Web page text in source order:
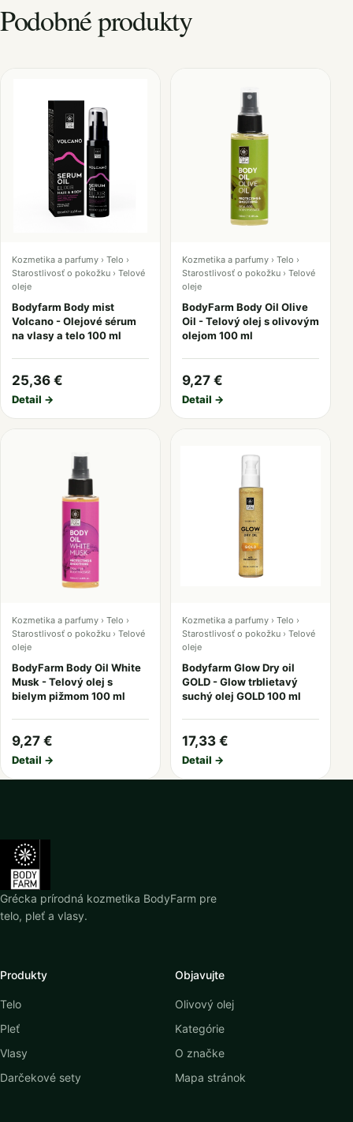
Podobné produkty
Kozmetika a parfumy › Telo ›
Starostlivosť o pokožku › Telové
oleje
Bodyfarm Body mist
Volcano - Olejové sérum
na vlasy a telo 100 ml
25,36 €
Detail →
Kozmetika a parfumy › Telo ›
Starostlivosť o pokožku › Telové
oleje
BodyFarm Body Oil Olive
Oil - Telový olej s olivovým
olejom 100 ml
9,27 €
Detail →
Kozmetika a parfumy › Telo ›
Starostlivosť o pokožku › Telové
oleje
BodyFarm Body Oil White
Musk - Telový olej s
bielym pižmom 100 ml
9,27 €
Detail →
Kozmetika a parfumy › Telo ›
Starostlivosť o pokožku › Telové
oleje
Bodyfarm Glow Dry oil
GOLD - Glow trblietavý
suchý olej GOLD 100 ml
17,33 €
Detail →
Grécka prírodná kozmetika BodyFarm pre
telo, pleť a vlasy.
Produkty
Telo
Pleť
Vlasy
Darčekové sety
Objavujte
Olivový olej
Kategórie
O značke
Mapa stránok